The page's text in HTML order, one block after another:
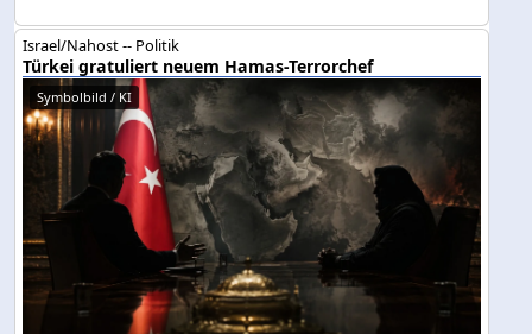
Israel/Nahost -- Politik
Türkei gratuliert neuem Hamas-Terrorchef
Symbolbild / KI